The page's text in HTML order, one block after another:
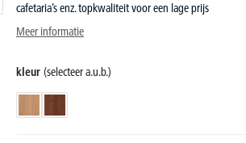
cafetaria’s enz. topkwaliteit voor een lage prijs
Meer informatie
kleur (selecteer a.u.b.)